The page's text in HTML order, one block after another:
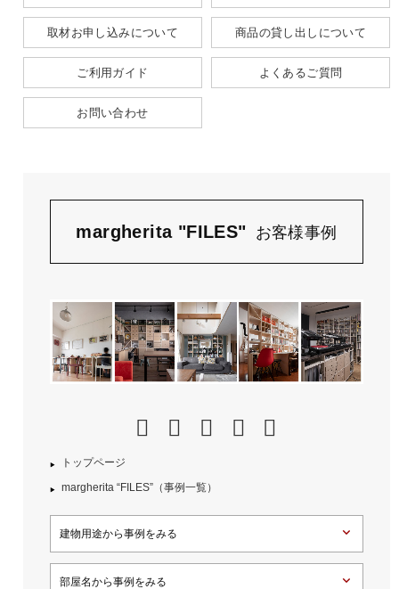
取材お申し込みについて 商品の貸し出しについて
ご利用ガイド よくあるご質問
お問い合わせ
margherita "FILES" お客様事例
トップページ
margherita “FILES”（事例一覧）
建物用途から事例をみる
部屋名から事例をみる